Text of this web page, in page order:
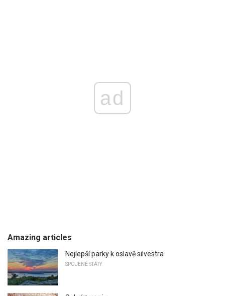
ad
Amazing articles
Nejlepší parky k oslavě silvestra
SPOJENÉ STÁTY